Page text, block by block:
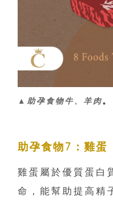
▲助孕食物牛、羊肉。
助孕食物7：雞蛋
雞蛋屬於優質蛋白
命，能幫助提高精